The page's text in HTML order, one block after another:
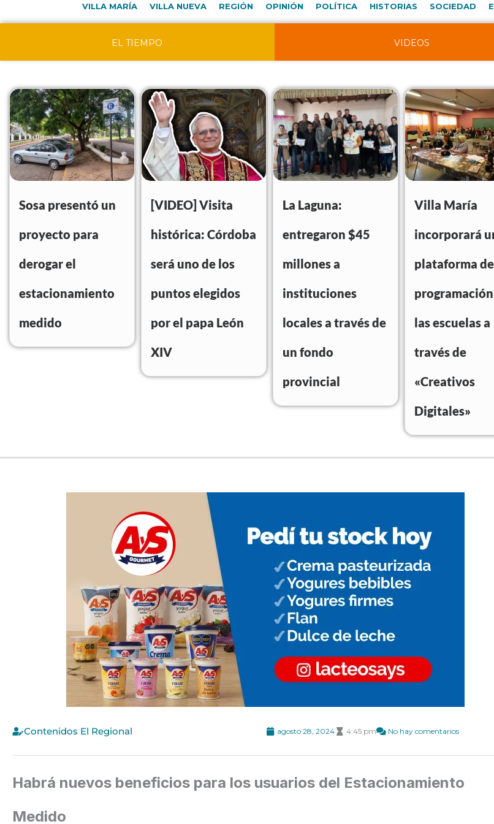
VILLA MARÍA VILLA NUEVA REGIÓN OPINIÓN POLÍTICA HISTORIAS SOCIEDAD
EL TIEMPO VIDEOS
Sosa presentó un
proyecto para
derogar el
estacionamiento
medido
[VIDEO] Visita
histórica: Córdoba
será uno de los
puntos elegidos
por el papa León
XIV
La Laguna:
entregaron $45
millones a
instituciones
locales a través de
un fondo
provincial
Villa María
incorporará
plataforma de
las escuelas a
través de
«Creativos
Digitales»
Contenidos El Regional agosto 28, 2024 4:45 pm No hay comentarios
Habrá nuevos beneficios para los usuarios del Estacionamiento
Medido